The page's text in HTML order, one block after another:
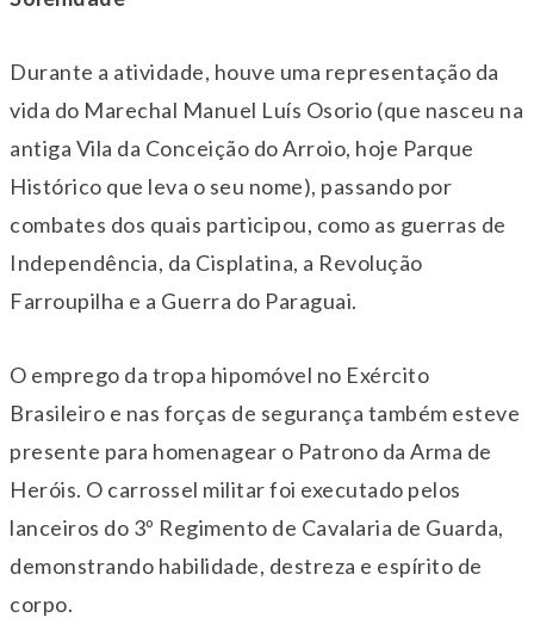
Durante a atividade, houve uma representação da
vida do Marechal Manuel Luís Osorio (que nasceu na
antiga Vila da Conceição do Arroio, hoje Parque
Histórico que leva o seu nome), passando por
combates dos quais participou, como as guerras de
Independência, da Cisplatina, a Revolução
Farroupilha e a Guerra do Paraguai.
O emprego da tropa hipomóvel no Exército
Brasileiro e nas forças de segurança também esteve
presente para homenagear o Patrono da Arma de
Heróis. O carrossel militar foi executado pelos
lanceiros do 3º Regimento de Cavalaria de Guarda,
demonstrando habilidade, destreza e espírito de
corpo.